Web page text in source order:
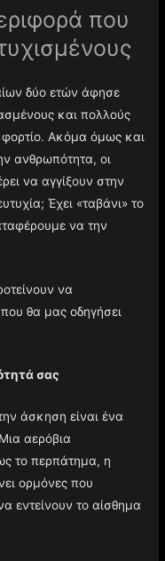
που
δύο ετών άφησε
και πολλούς
Ακόμα όμως και
ανθρωπότητα, οι
να αγγίξουν στην
Έχει «ταβάνι» το
να την
να
θα μας οδηγήσει
σας
άσκηση είναι ένα
αερόβια
το περπάτημα, η
ορμόνες που
εντείνουν το αίσθημα